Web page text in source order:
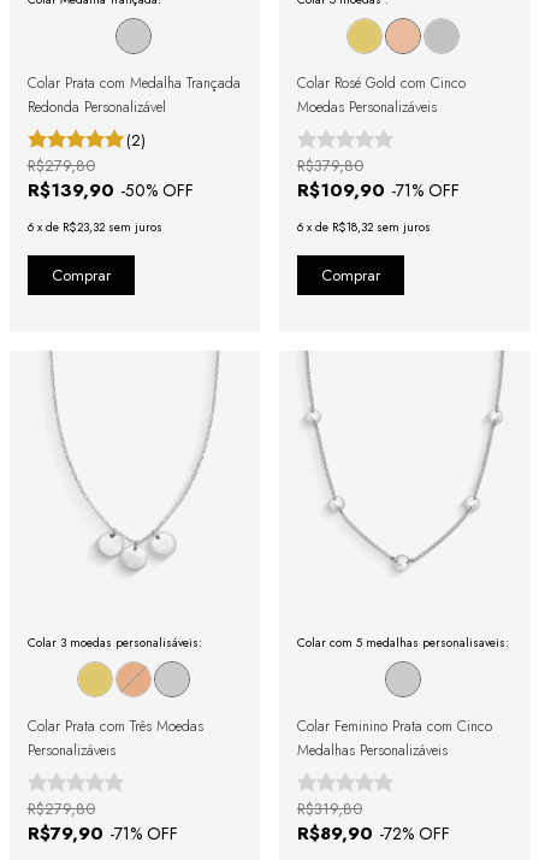
Colar Prata com Medalha Trançada
Redonda Personalizável
(2)
R$139,90 -50% OFF
R$279,80
6 x de R$23,32 sem juros
Colar Rosé Gold com Cinco
Moedas Personalizáveis
R$109,90 -71% OFF
R$379,80
6 x de R$18,32 sem juros
Colar 3 moedas personalisáveis:
Colar Prata com Três Moedas
Personalizáveis
R$79,90 -71% OFF
R$279,80
Colar com 5 medalhas personalisaveis:
Colar Feminino Prata com Cinco
Medalhas Personalizáveis
R$89,90 -72% OFF
R$319,80